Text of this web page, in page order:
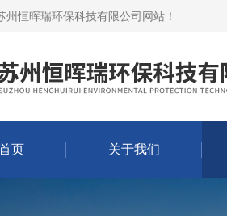
州恒晖瑞环保科技有限公司网站 ！
页 关于我们